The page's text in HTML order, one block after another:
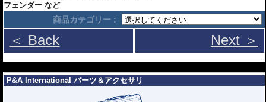
フェンダー など
商品カテゴリー :
＜ Back Next ＞
P&A International パーツ＆アクセサリ